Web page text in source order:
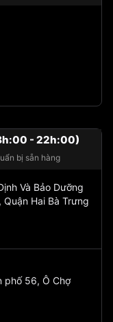
- 22h:00)
bị sẵn hàng
Và Bảo Dưỡng
Hai Bà Trưng
phố 56, Ô Chợ